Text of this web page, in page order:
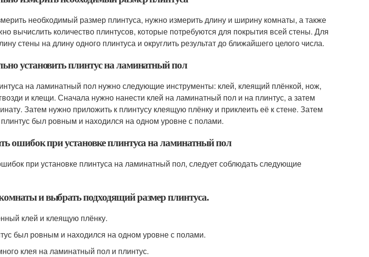
необходимый размер плинтуса, нужно измерить длину и ширину комнаты, а также
вычислить количество плинтусов, которые потребуются для покрытия всей стены. Для
стены на длину одного плинтуса и округлить результат до ближайшего целого числа.
установить плинтус на ламинатный пол
на ламинатный пол нужно следующие инструменты: клей, клеящий плёнкой, нож,
и клещи. Сначала нужно нанести клей на ламинатный пол и на плинтус, а затем
Затем нужно приложить к плинтусу клеящую плёнку и приклеить её к стене. Затем
был ровным и находился на одном уровне с полами.
ошибок при установке плинтуса на ламинатный пол
при установке плинтуса на ламинатный пол, следует соблюдать следующие
и выбрать подходящий размер плинтуса.
клей и клеящую плёнку.
был ровным и находился на одном уровне с полами.
клея на ламинатный пол и плинтус.